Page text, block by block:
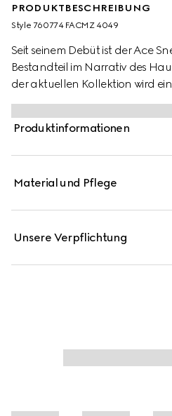
PRODUKTBESCHREIBUNG
Style ‎760774 FACMZ 4049
Seit seinem Debüt ist der Ace
Bestandteil im Narrativ des
der aktuellen Kollektion wird
charakteristischen Low-Top-
Details präsentiert. Das Design
Silhouette aus GG Supreme-
unverkennbare Gucci Web
Produktinformationen
Material und Pflege
Unsere Verpflichtung